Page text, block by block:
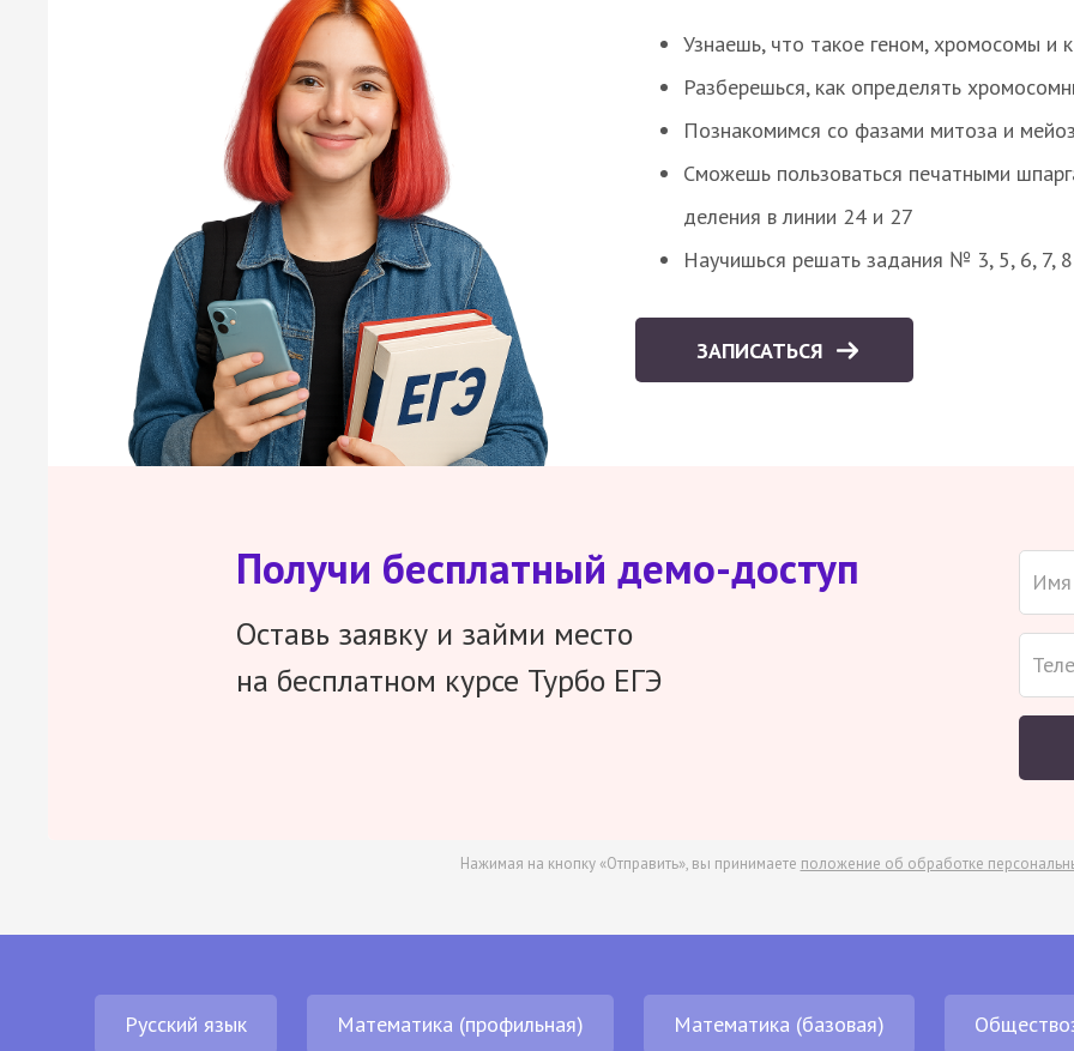
Узнаешь, что такое геном, хромосомы и
Разберешься, как определять
Познакомимся со фазами митоза и
Сможешь пользоваться печатными
деления в линии 24 и 27
Научишься решать задания № 3, 5, 6, 7,
ЗАПИСАТЬСЯ
Получи бесплатный демо-доступ
Оставь заявку и займи место
на бесплатном курсе Турбо ЕГЭ
Нажимая на кнопку «Отправить», вы принимаете положение об обработке
Русский язык Математика (профильная) Математика (базовая)